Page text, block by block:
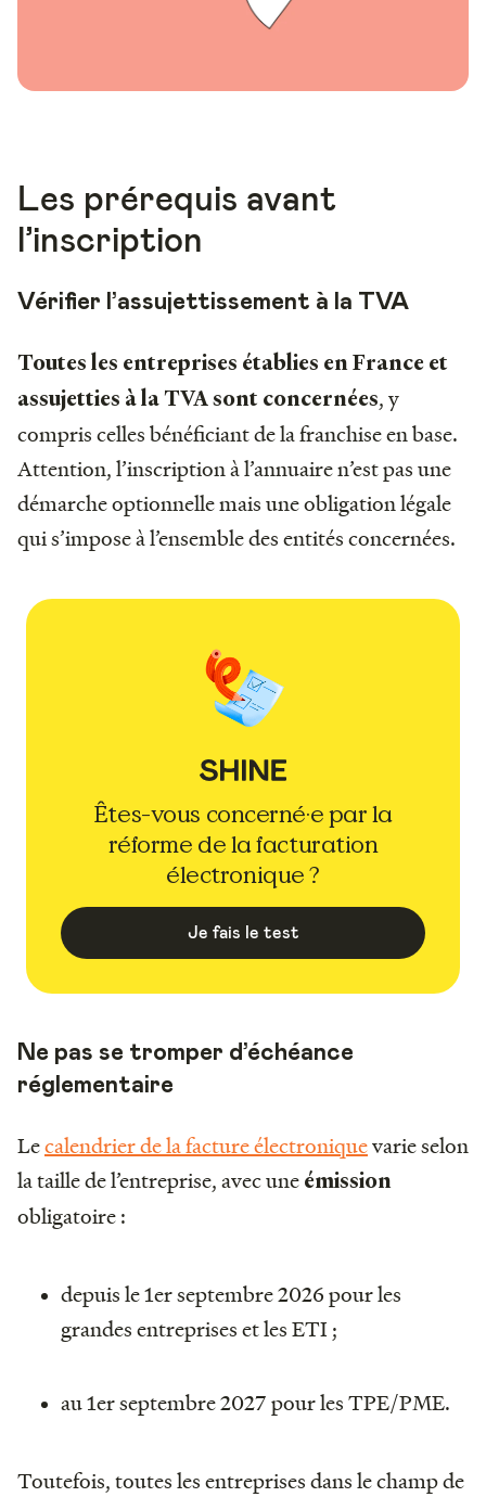
Les prérequis avant
l’inscription
Vérifier l’assujettissement à la TVA
Toutes les entreprises établies en France et
assujetties à la TVA sont concernées, y
compris celles bénéficiant de la franchise en base.
Attention, l’inscription à l’annuaire n’est pas une
démarche optionnelle mais une obligation légale
qui s’impose à l’ensemble des entités concernées.
Êtes-vous concerné·e par la
réforme de la facturation
électronique ?
Je fais le test
Ne pas se tromper d’échéance
réglementaire
Lecalendrier de la facture électroniquevarie selon
la taille de l’entreprise, avec une émission
obligatoire :
depuis le 1er septembre 2026 pour les
grandes entreprises et les ETI ;
au 1er septembre 2027 pour les TPE/PME.
Toutefois, toutes les entreprises dans le champ de